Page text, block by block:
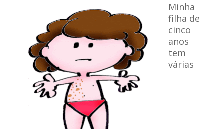
Minha
filha de
cinco
anos
tem
várias